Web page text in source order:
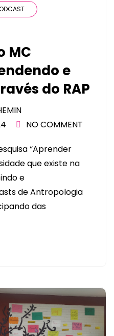
MC
e
do RAP
NO COMMENT
“Aprender
que existe na
e
de Antropologia
das